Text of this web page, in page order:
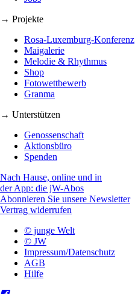
→ Projekte
Rosa-Luxemburg-Konferenz
Maigalerie
Melodie & Rhythmus
Shop
Fotowettbewerb
Granma
→ Unterstützen
Genossenschaft
Aktionsbüro
Spenden
Nach Hause, online und in
der App: die jW-Abos
Abonnieren Sie unsere Newsletter
Vertrag widerrufen
© junge Welt
© JW
Impressum/Datenschutz
AGB
Hilfe